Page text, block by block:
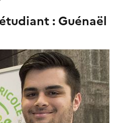
: Guénaël